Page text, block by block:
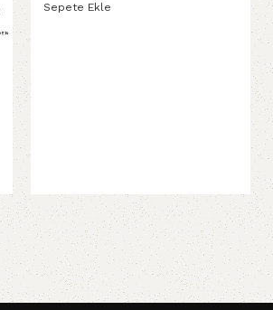
Sepete Ekle